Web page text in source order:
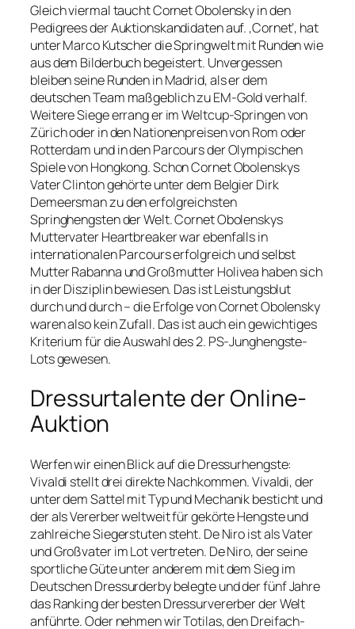
Gleich viermal taucht Cornet Obolensky in den
Pedigrees der Auktionskandidaten auf. ‚Cornet‘, hat
unter Marco Kutscher die Springwelt mit Runden wie
aus dem Bilderbuch begeistert. Unvergessen
bleiben seine Runden in Madrid, als er dem
deutschen Team maßgeblich zu EM-Gold verhalf.
Weitere Siege errang er im Weltcup-Springen von
Zürich oder in den Nationenpreisen von Rom oder
Rotterdam und in den Parcours der Olympischen
Spiele von Hongkong. Schon Cornet Obolenskys
Vater Clinton gehörte unter dem Belgier Dirk
Demeersman zu den erfolgreichsten
Springhengsten der Welt. Cornet Obolenskys
Muttervater Heartbreaker war ebenfalls in
internationalen Parcours erfolgreich und selbst
Mutter Rabanna und Großmutter Holivea haben sich
in der Disziplin bewiesen. Das ist Leistungsblut
durch und durch – die Erfolge von Cornet Obolensky
waren also kein Zufall. Das ist auch ein gewichtiges
Kriterium für die Auswahl des 2. PS-Junghengste-
Lots gewesen.
Dressurtalente der Online-
Auktion
Werfen wir einen Blick auf die Dressurhengste:
Vivaldi stellt drei direkte Nachkommen. Vivaldi, der
unter dem Sattel mit Typ und Mechanik besticht und
der als Vererber weltweit für gekörte Hengste und
zahlreiche Siegerstuten steht. De Niro ist als Vater
und Großvater im Lot vertreten. De Niro, der seine
sportliche Güte unter anderem mit dem Sieg im
Deutschen Dressurderby belegte und der fünf Jahre
das Ranking der besten Dressurvererber der Welt
anführte. Oder nehmen wir Totilas, den Dreifach-